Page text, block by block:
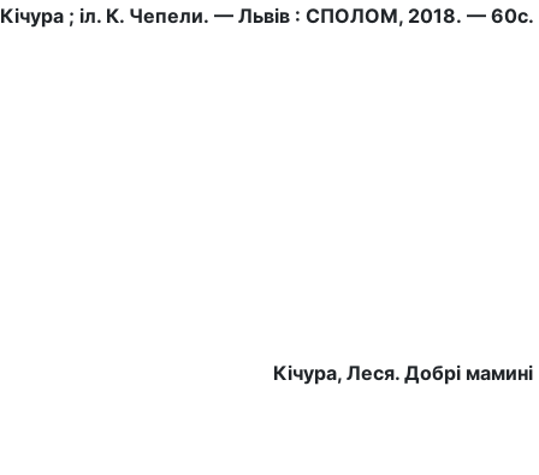
Кічура ; іл. К. Чепели. — Львів : СПОЛОМ, 2018. — 60с.
Кічура, Леся. Добрі мамині